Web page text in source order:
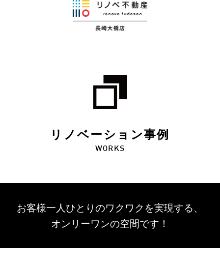
リノベーション事例
WORKS
お客様一人ひとりのワクワクを実現する、
オンリーワンの空間です！